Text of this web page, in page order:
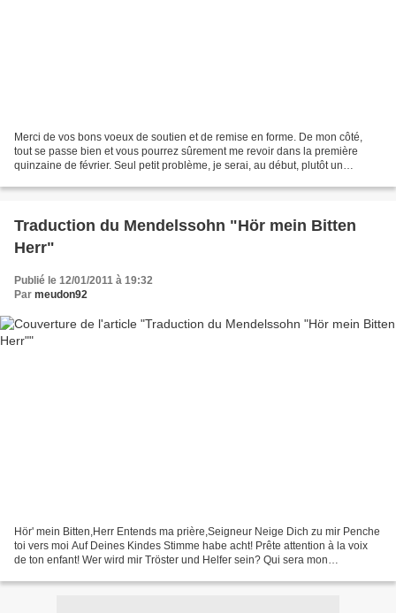
Merci de vos bons voeux de soutien et de remise en forme. De mon côté,
tout se passe bien et vous pourrez sûrement me revoir dans la première
quinzaine de février. Seul petit problème, je serai, au début, plutôt un
Traduction du Mendelssohn "Hör mein Bitten
Herr"
Publié le 12/01/2011 à 19:32
Par meudon92
Hör' mein Bitten,Herr Entends ma prière,Seigneur Neige Dich zu mir Penche
toi vers moi Auf Deines Kindes Stimme habe acht! Prête attention à la voix
de ton enfant! Wer wird mir Tröster und Helfer sein? Qui sera mon